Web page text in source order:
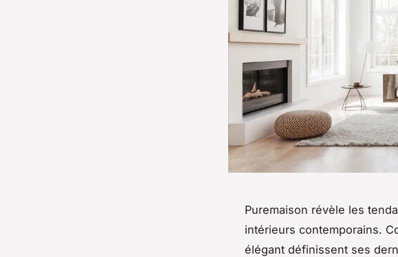
Puremaison révèle les
intérieurs contemporains.
élégant définissent ses